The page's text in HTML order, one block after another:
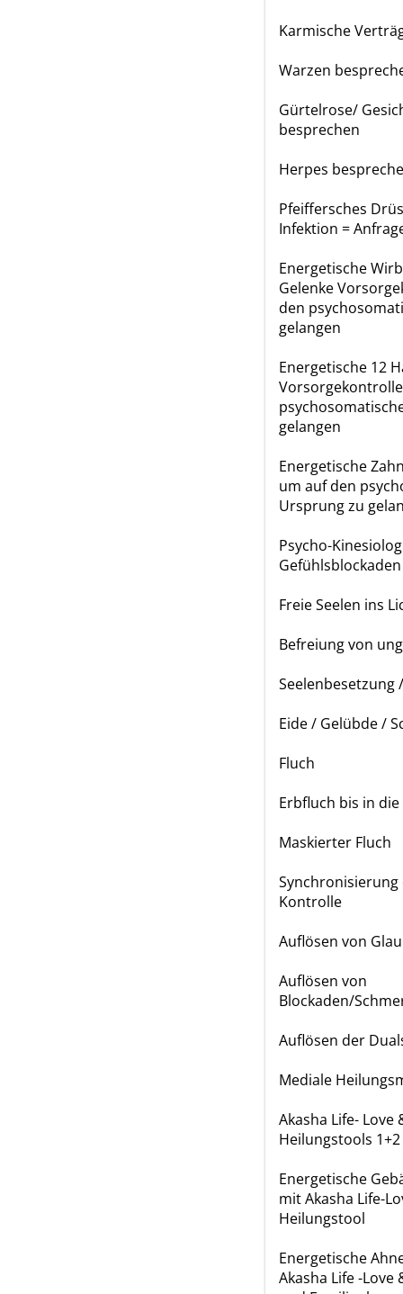
Karmische
Warzen
Gürtelrose/
besprechen
Herpes
Pfeiffersches
Infektion =
Energetische
Gelenke
den
gelangen
Energetische 12
gelangen
Energetische
um auf den
Ursprung zu
Psycho-
Freie Seelen ins
Befreiung von
Seelenbesetzung
Eide / Gelübde /
Fluch
Erbfluch bis in
Maskierter Fluch
Kontrolle
Auflösen von
Auflösen von
Blockaden/
Auflösen der
Mediale
Akasha Life- Love
Heilungstools 1+2
Energetische
mit Akasha Life-
Heilungstool
Energetische
Akasha Life -